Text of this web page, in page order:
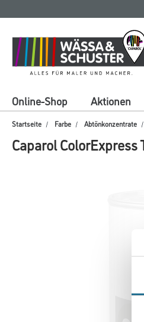
springen
springen
Online-Shop Aktionen
Startseite Farbe Abtönkonzentrate
Caparol ColorExpress